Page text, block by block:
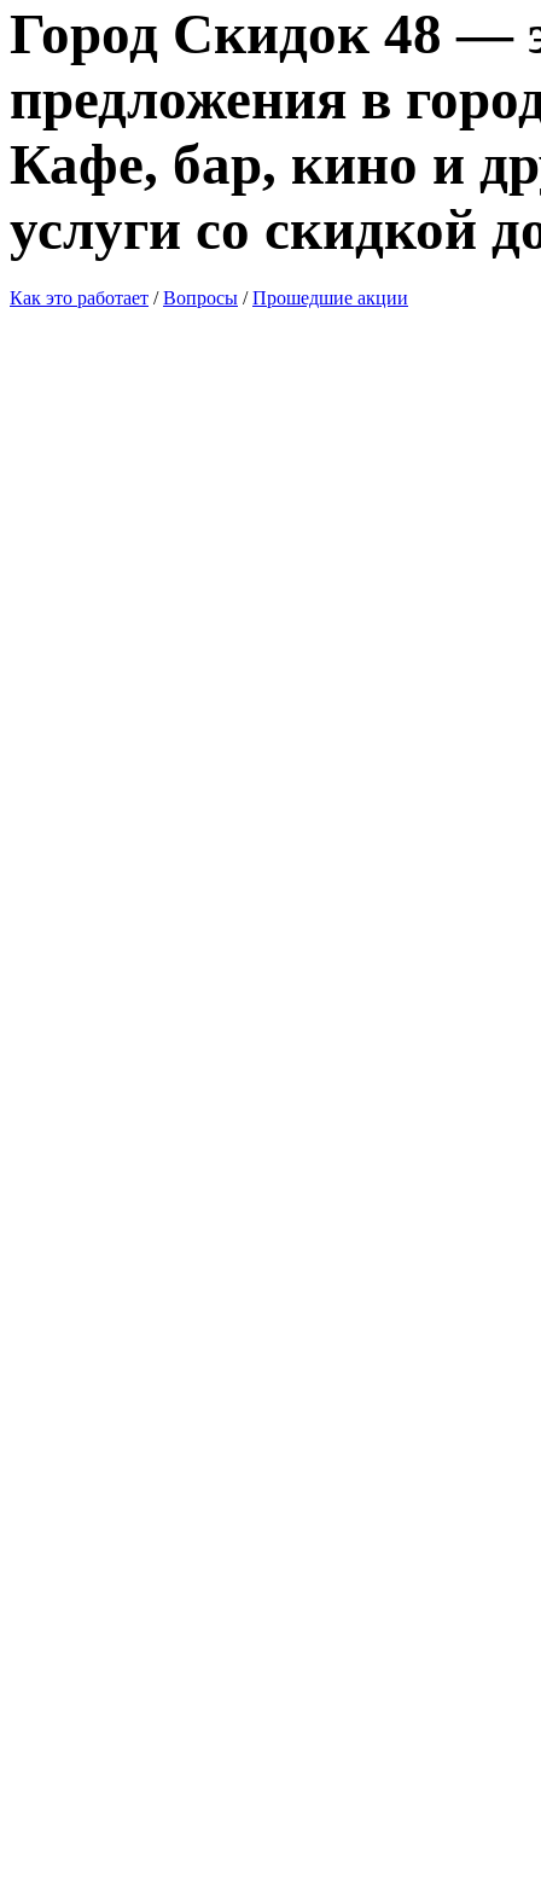
Город Скидок 48 —
предложения в
Кафе, бар, кино и
услуги со скидкой
Как это работает / Вопросы / Прошедшие акции